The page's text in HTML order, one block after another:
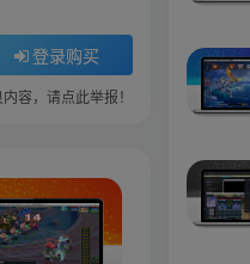
登录购买
容，请点此举报！